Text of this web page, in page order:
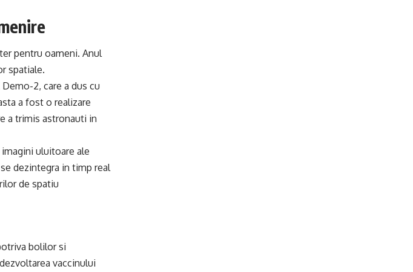
pentru oameni. Anul
spatiale.
2, care a dus cu
a fost o realizare
a trimis astronauti in
uluitoare ale
dezintegra in timp real
de spatiu
bolilor si
vaccinului